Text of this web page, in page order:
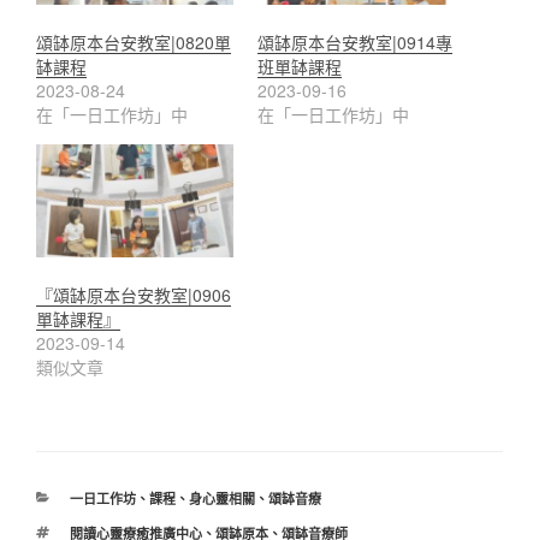
頌缽原本台安教室|0820單
缽課程
2023-08-24
在「一日工作坊」中
頌缽原本台安教室|0914專
班單缽課程
2023-09-16
在「一日工作坊」中
『頌缽原本台安教室|0906
單缽課程』
2023-09-14
類似文章
分
一日工作坊、 課程、 身心靈相關、 頌缽音療
標
閱讀心靈療癒推廣中心、 頌缽原本、 頌缽音療師